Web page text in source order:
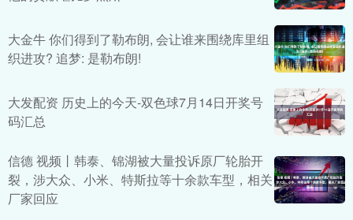
大金牛 你们得到了勒布朗, 会让谁来围绕库里组
织进攻? 追梦: 是勒布朗!
大发配资 历史上的今天-双色球7月14日开奖号
码汇总
信德 视频丨韩泰、锦湖被大量投诉原厂轮胎开
裂，涉大众、小米、特斯拉等十余款车型，相关
厂家回应